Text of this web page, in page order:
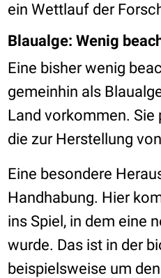
ein Wettlauf der
Blaualge: Wenig
Eine bisher wenig
gemeinhin als
Land vorkommen.
die zur Herstellung
Eine besondere
Handhabung. Hier
ins Spiel, in dem eine
wurde. Das ist in der
beispielsweise um